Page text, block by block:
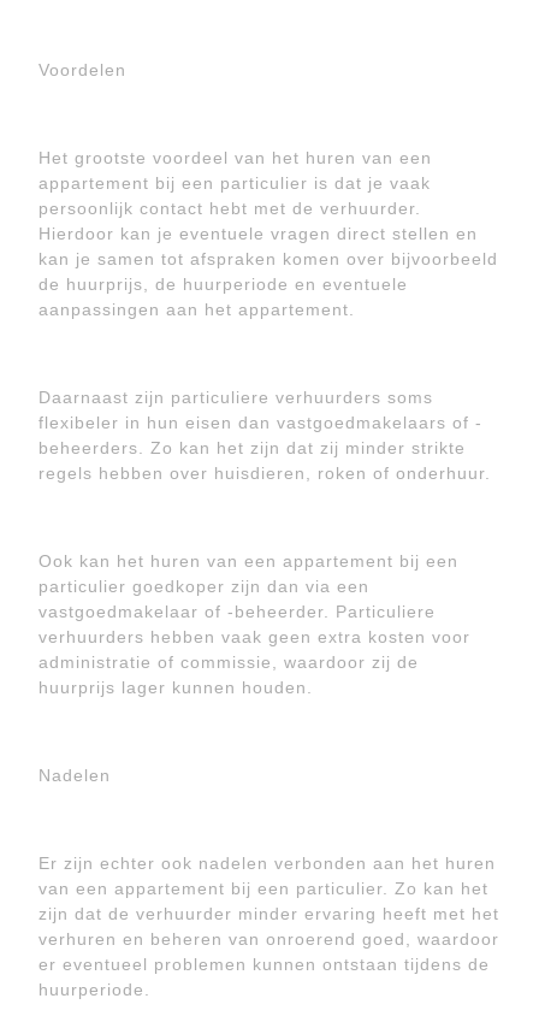
Voordelen
Het grootste voordeel van het huren van een
appartement bij een particulier is dat je vaak
persoonlijk contact hebt met de verhuurder.
Hierdoor kan je eventuele vragen direct stellen en
kan je samen tot afspraken komen over bijvoorbeeld
de huurprijs, de huurperiode en eventuele
aanpassingen aan het appartement.
Daarnaast zijn particuliere verhuurders soms
flexibeler in hun eisen dan vastgoedmakelaars of -
beheerders. Zo kan het zijn dat zij minder strikte
regels hebben over huisdieren, roken of onderhuur.
Ook kan het huren van een appartement bij een
particulier goedkoper zijn dan via een
vastgoedmakelaar of -beheerder. Particuliere
verhuurders hebben vaak geen extra kosten voor
administratie of commissie, waardoor zij de
huurprijs lager kunnen houden.
Nadelen
Er zijn echter ook nadelen verbonden aan het huren
van een appartement bij een particulier. Zo kan het
zijn dat de verhuurder minder ervaring heeft met het
verhuren en beheren van onroerend goed, waardoor
er eventueel problemen kunnen ontstaan tijdens de
huurperiode.